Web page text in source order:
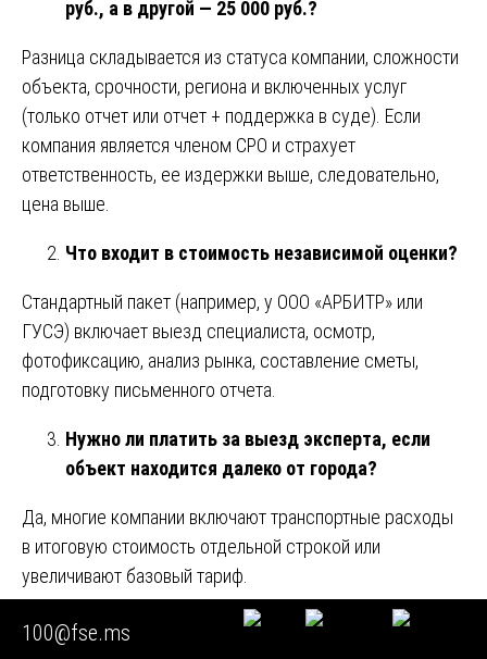
руб., а в другой — 25 000 руб.?
Разница складывается из статуса компании, сложности
объекта, срочности, региона и включенных услуг
(только отчет или отчет + поддержка в суде). Если
компания является членом СРО и страхует
ответственность, ее издержки выше, следовательно,
цена выше.
Что входит в стоимость независимой оценки?
Стандартный пакет (например, у ООО «АРБИТР» или
ГУСЭ) включает выезд специалиста, осмотр,
фотофиксацию, анализ рынка, составление сметы,
подготовку письменного отчета.
Нужно ли платить за выезд эксперта, если
объект находится далеко от города?
Да, многие компании включают транспортные расходы
в итоговую стоимость отдельной строкой или
увеличивают базовый тариф.
Оплачивается ли участие эксперта в суде
100@fse.ms